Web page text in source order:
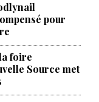
pour
foire
Source met